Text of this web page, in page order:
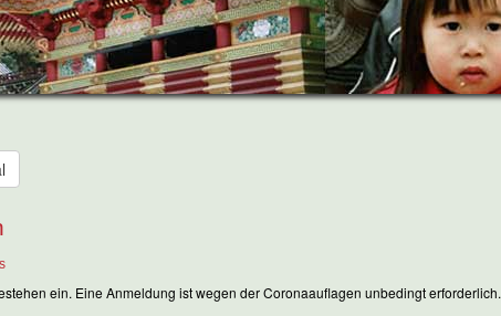
ein. Eine Anmeldung ist wegen der Coronaauflagen unbedingt erforderlich.